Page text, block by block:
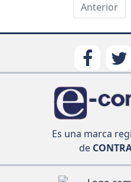
Anterior
Es una marca
de